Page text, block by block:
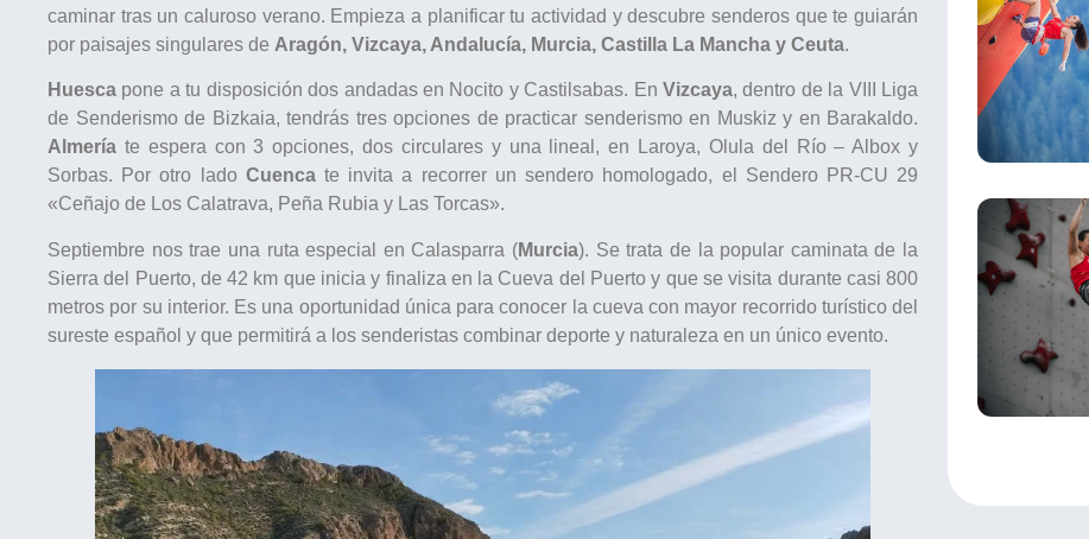
caminar tras un caluroso verano. Empieza a planificar tu actividad y descubre senderos que te guiarán
por paisajes singulares de Aragón, Vizcaya, Andalucía, Murcia, Castilla La Mancha y Ceuta.
Huesca pone a tu disposición dos andadas en Nocito y Castilsabas. EnVizcaya, dentro de la VIII Liga
de Senderismo de Bizkaia, tendrás tres opciones de practicar senderismo en Muskiz y en Barakaldo.
Almería te espera con 3 opciones, dos circulares y una lineal, en Laroya, Olula del Río – Albox y
Sorbas. Por otro lado Cuencate invita a recorrer un sendero homologado, el Sendero PR-CU 29
«Ceñajo de Los Calatrava, Peña Rubia y Las Torcas».
Septiembre nos trae una ruta especial en Calasparra (Murcia). Se trata de la popular caminata de la
Sierra del Puerto, de 42 km que inicia y finaliza en la Cueva del Puerto y que se visita durante casi 800
metros por su interior. Es una oportunidad única para conocer la cueva con mayor recorrido turístico del
sureste español y que permitirá a los senderistas combinar deporte y naturaleza en un único evento.